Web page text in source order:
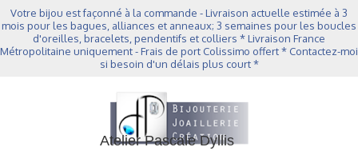
Votre bijou est façonné à la commande - Livraison actuelle estimée à 3
mois pour les bagues, alliances et anneaux; 3 semaines pour les boucles
d'oreilles, bracelets, pendentifs et colliers * Livraison France
Métropolitaine uniquement - Frais de port Colissimo offert * Contactez-moi
si besoin d'un délais plus court *
Atelier Pascale Dyllis
Panneau de gestion des cookies